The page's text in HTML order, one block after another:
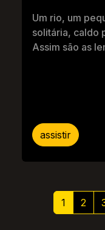
Um rio, um
solitária, caldo
Assim são as
assistir
1 2